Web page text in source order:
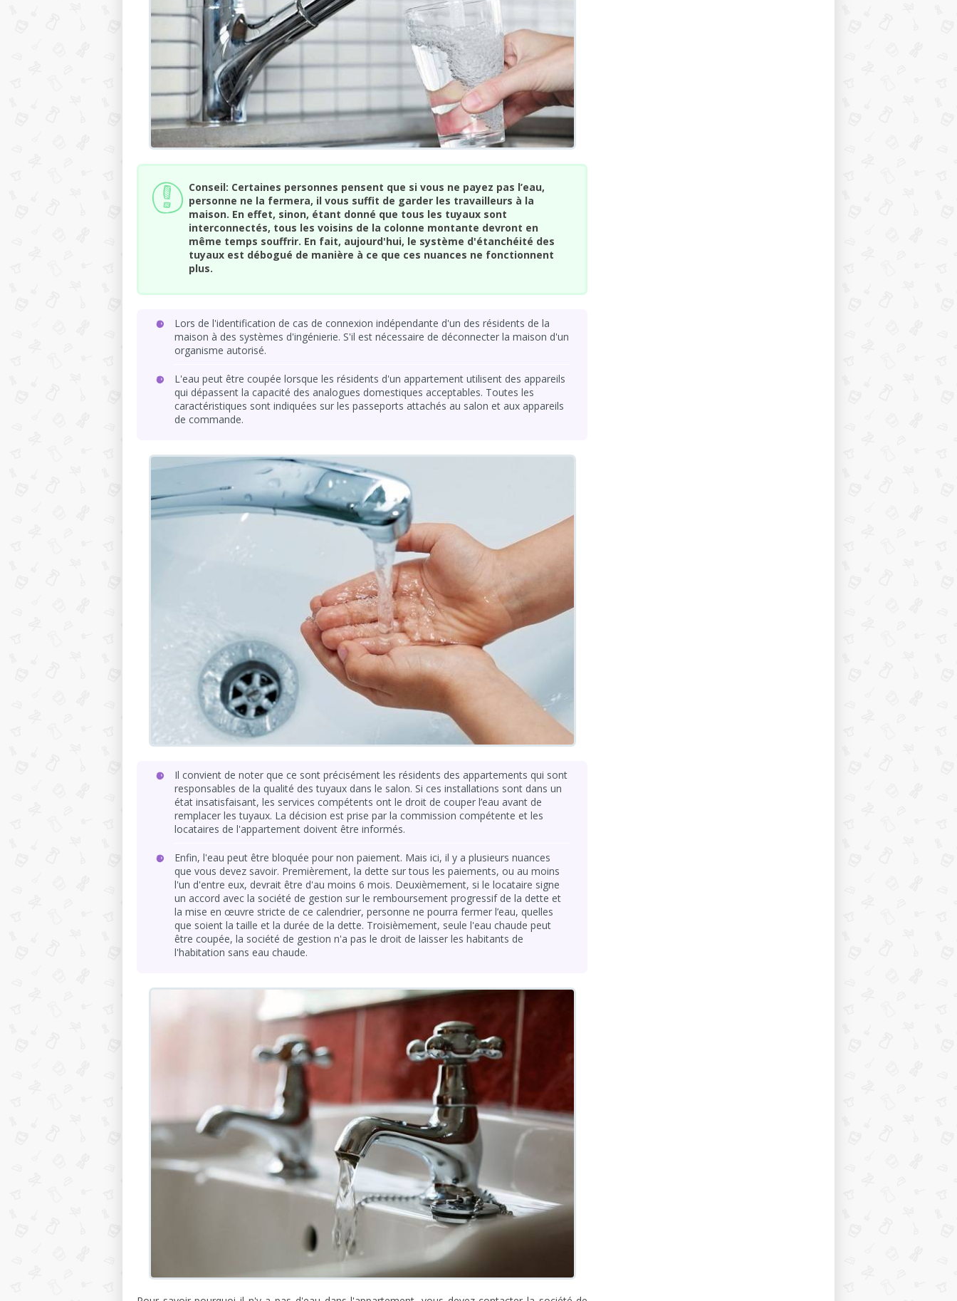
Conseil: Certaines personnes pensent que si vous ne payez pas l’eau,
personne ne la fermera, il vous suffit de garder les travailleurs à la
maison. En effet, sinon, étant donné que tous les tuyaux sont
interconnectés, tous les voisins de la colonne montante devront en
même temps souffrir. En fait, aujourd'hui, le système d'étanchéité des
tuyaux est débogué de manière à ce que ces nuances ne fonctionnent
plus.
Lors de l'identification de cas de connexion indépendante d'un des résidents de la
maison à des systèmes d'ingénierie. S'il est nécessaire de déconnecter la maison d'un
organisme autorisé.
L'eau peut être coupée lorsque les résidents d'un appartement utilisent des appareils
qui dépassent la capacité des analogues domestiques acceptables. Toutes les
caractéristiques sont indiquées sur les passeports attachés au salon et aux appareils
de commande.
Il convient de noter que ce sont précisément les résidents des appartements qui sont
responsables de la qualité des tuyaux dans le salon. Si ces installations sont dans un
état insatisfaisant, les services compétents ont le droit de couper l’eau avant de
remplacer les tuyaux. La décision est prise par la commission compétente et les
locataires de l'appartement doivent être informés.
Enfin, l'eau peut être bloquée pour non paiement. Mais ici, il y a plusieurs nuances
que vous devez savoir. Premièrement, la dette sur tous les paiements, ou au moins
l'un d'entre eux, devrait être d'au moins 6 mois. Deuxièmement, si le locataire signe
un accord avec la société de gestion sur le remboursement progressif de la dette et
la mise en œuvre stricte de ce calendrier, personne ne pourra fermer l’eau, quelles
que soient la taille et la durée de la dette. Troisièmement, seule l'eau chaude peut
être coupée, la société de gestion n'a pas le droit de laisser les habitants de
l'habitation sans eau chaude.